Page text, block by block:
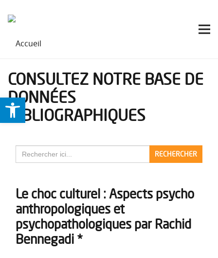
CONSULTEZ NOTRE BASE DE
DONNÉES
BIBLIOGRAPHIQUES
for:
Le choc culturel : Aspects psycho
anthropologiques et
psychopathologiques par Rachid
Bennegadi *
Ouvrir la barre d’outils